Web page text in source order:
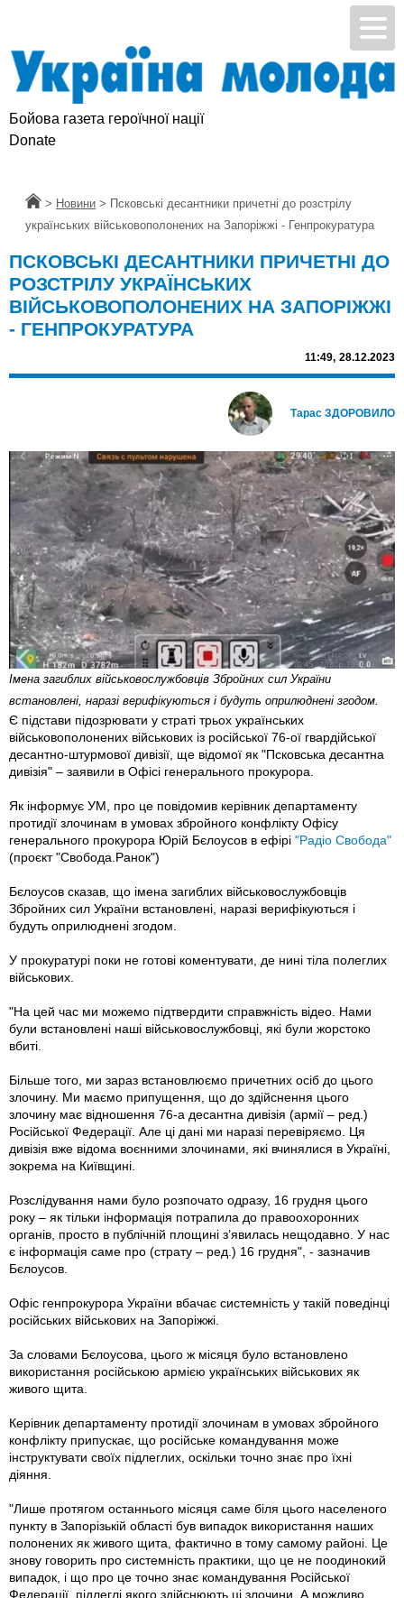
Бойова газета героїчної нації
Donate
Головна
> Новини > Псковські десантники причетні до розстрілу
українських військовополонених на Запоріжжі - Генпрокуратура
ПСКОВСЬКІ ДЕСАНТНИКИ ПРИЧЕТНІ ДО
РОЗСТРІЛУ УКРАЇНСЬКИХ
ВІЙСЬКОВОПОЛОНЕНИХ НА ЗАПОРІЖЖІ
- ГЕНПРОКУРАТУРА
11:49, 28.12.2023
Тарас ЗДОРОВИЛО
Імена загиблих військовослужбовців Збройних сил України
встановлені, наразі верифікуються і будуть оприлюднені згодом.
Є підстави підозрювати у страті трьох українських
військовополонених військових із російської 76-ої гвардійської
десантно-штурмової дивізії, ще відомої як "Псковська десантна
дивізія" – заявили в Офісі генерального прокурора.
Як інформує УМ, про це повідомив керівник департаменту
протидії злочинам в умовах збройного конфлікту Офісу
генерального прокурора Юрій Бєлоусов в ефірі "Радіо Свобода"
(проєкт "Свобода.Ранок")
Бєлоусов сказав, що імена загиблих військовослужбовців
Збройних сил України встановлені, наразі верифікуються і
будуть оприлюднені згодом.
У прокуратурі поки не готові коментувати, де нині тіла полеглих
військових.
"На цей час ми можемо підтвердити справжність відео. Нами
були встановлені наші військовослужбовці, які були жорстоко
вбиті.
Більше того, ми зараз встановлюємо причетних осіб до цього
злочину. Ми маємо припущення, що до здійснення цього
злочину має відношення 76-а десантна дивізія (армії – ред.)
Російської Федерації. Але ці дані ми наразі перевіряємо. Ця
дивізія вже відома воєнними злочинами, які вчинялися в Україні,
зокрема на Київщині.
Розслідування нами було розпочато одразу, 16 грудня цього
року – як тільки інформація потрапила до правоохоронних
органів, просто в публічній площині з’явилась нещодавно. У нас
є інформація саме про (страту – ред.) 16 грудня", - зазначив
Бєлоусов.
Офіс генпрокурора України вбачає системність у такій поведінці
російських військових на Запоріжжі.
За словами Бєлоусова, цього ж місяця було встановлено
використання російською армією українських військових як
живого щита.
Керівник департаменту протидії злочинам в умовах збройного
конфлікту припускає, що російське командування може
інструктувати своїх підлеглих, оскільки точно знає про їхні
діяння.
"Лише протягом останнього місяця саме біля цього населеного
пункту в Запорізькій області був випадок використання наших
полонених як живого щита, фактично в тому самому районі. Це
знову говорить про системність практики, що це не поодинокий
випадок, і що про це точно знає командування Російської
Федерації, підлеглі якого здійснюють ці злочини. А можливо,